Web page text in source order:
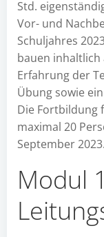
Std.
Vor- und
Schuljahres
bauen inhaltlich
Erfahrung der
Übung sowie
Die Fortbildung
maximal 20
September 2023.
Modul